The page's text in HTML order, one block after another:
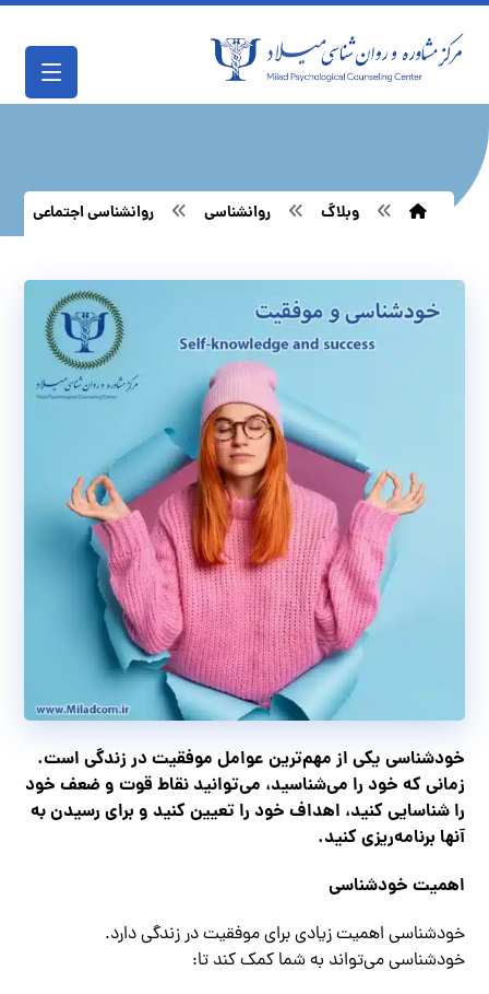
وبلاگ روانشناسی روانشناسی اجتماعی
خودشناسی یکی از مهم‌ترین عوامل موفقیت در زندگی است.
زمانی که خود را می‌شناسید، می‌توانید نقاط قوت و ضعف خود
را شناسایی کنید، اهداف خود را تعیین کنید و برای رسیدن به
آنها برنامه‌ریزی کنید.
اهمیت خودشناسی
خودشناسی اهمیت زیادی برای موفقیت در زندگی دارد.
خودشناسی می‌تواند به شما کمک کند تا: